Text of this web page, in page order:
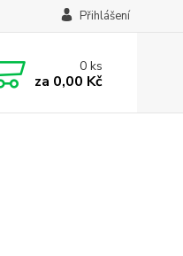
Přihlášení
0ks
za 0,00 Kč